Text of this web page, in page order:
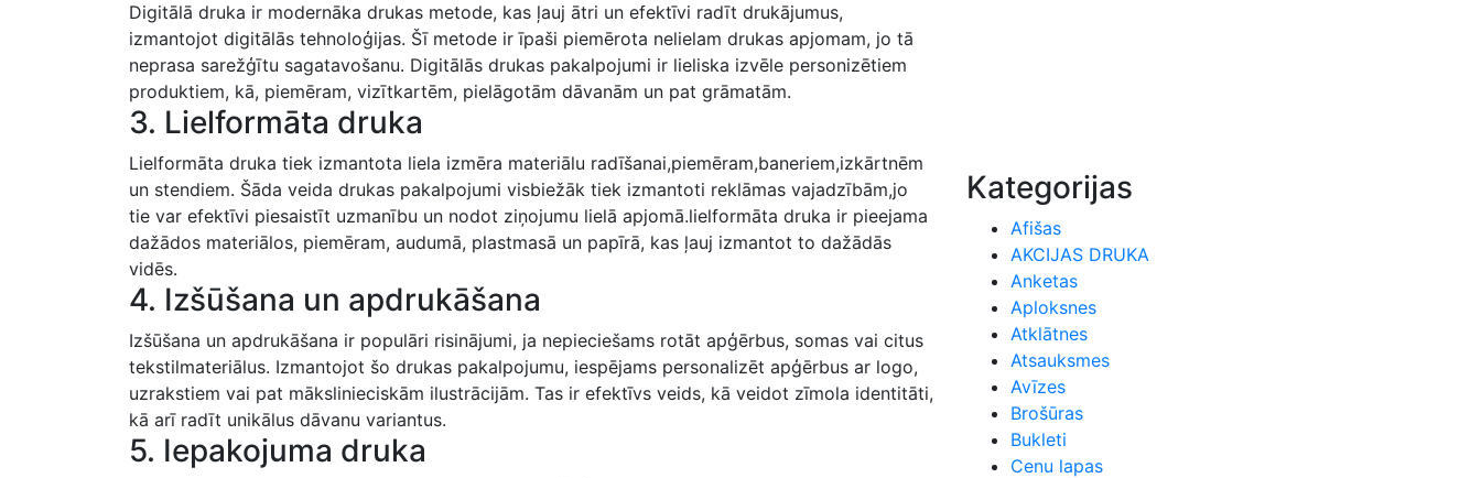
Digitālā druka‍ ir modernāka drukas metode, ​kas ļauj ātri un ⁢efektīvi ⁤radīt​ drukājumus,
izmantojot digitālās tehnoloģijas. Šī metode ir īpaši piemērota⁤ nelielam drukas apjomam, jo tā
neprasa sarežģītu sagatavošanu. Digitālās drukas pakalpojumi ‍ir lieliska izvēle personizētiem
produktiem, kā, piemēram, ​vizītkartēm, pielāgotām​ dāvanām un pat grāmatām.
3. Lielformāta druka
Lielformāta druka tiek izmantota liela izmēra materiālu radīšanai,piemēram,baneriem,izkārtnēm
un ⁣stendiem. Šāda veida drukas pakalpojumi visbiežāk tiek izmantoti reklāmas vajadzībām,jo
tie var efektīvi piesaistīt uzmanību un nodot ziņojumu lielā ⁤apjomā.lielformāta druka ir pieejama
dažādos ‍materiālos, piemēram, audumā, plastmasā un papīrā, kas ļauj izmantot to ​dažādās
vidēs.
4. Izšūšana un apdrukāšana
Izšūšana un apdrukāšana ir populāri risinājumi, ja nepieciešams rotāt apģērbus, somas vai citus
tekstilmateriālus. Izmantojot šo drukas pakalpojumu, iespējams ‌personalizēt apģērbus ar logo,
uzrakstiem vai pat mākslinieciskām ilustrācijām. Tas ir efektīvs veids, kā veidot zīmola identitāti,
kā arī radīt unikālus dāvanu variantus.
5. Iepakojuma druka
Kategorijas
Afišas
AKCIJAS DRUKA
Anketas
Aploksnes
Atklātnes
Atsauksmes
Avīzes
Brošūras
Bukleti
Cenu lapas